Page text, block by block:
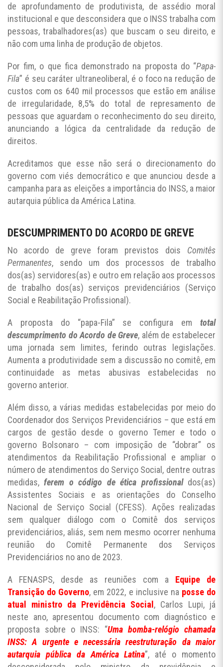
de aprofundamento de produtivista, de assédio moral
institucional e que desconsidera que o INSS trabalha com
pessoas, trabalhadores(as) que buscam o seu direito, e
não com uma linha de produção de objetos.
Por fim, o que fica demonstrado na proposta do “Papa-
Fila” é seu caráter ultraneoliberal, é o foco na redução de
custos com os 640 mil processos que estão em análise
de irregularidade, 8,5% do total de represamento de
pessoas que aguardam o reconhecimento do seu direito,
anunciando a lógica da centralidade da redução de
direitos.
Acreditamos que esse não será o direcionamento do
governo com viés democrático e que anunciou desde a
campanha para as eleições a importância do INSS, a maior
autarquia pública da América Latina.
DESCUMPRIMENTO DO ACORDO DE GREVE
No acordo de greve foram previstos dois Comitês
Permanentes, sendo um dos processos de trabalho
dos(as) servidores(as) e outro em relação aos processos
de trabalho dos(as) serviços previdenciários (Serviço
Social e Reabilitação Profissional).
A proposta do “papa-Fila” se configura em total
descumprimento do Acordo de Greve, além de estabelecer
uma jornada sem limites, ferindo outras legislações.
Aumenta a produtividade sem a discussão no comitê, em
continuidade as metas abusivas estabelecidas no
governo anterior.
Além disso, a várias medidas estabelecidas por meio do
Coordenador dos Serviços Previdenciários – que está em
cargos de gestão desde o governo Temer e todo o
governo Bolsonaro – com imposição de “dobrar” os
atendimentos da Reabilitação Profissional e ampliar o
número de atendimentos do Serviço Social, dentre outras
medidas,ferem o código de ética profissionaldos(as)
Assistentes Sociais e as orientações do Conselho
Nacional de Serviço Social (CFESS). Ações realizadas
sem qualquer diálogo com o Comitê dos serviços
previdenciários, aliás, sem nem mesmo ocorrer nenhuma
reunião do Comitê Permanente dos Serviços
Previdenciários no ano de 2023.
A FENASPS, desde as reuniões com a Equipe de
Transição do Governo, em 2022, e inclusive na posse do
atual ministro da Previdência Social, Carlos Lupi, já
neste ano, apresentou documento com diagnóstico e
proposta sobre o INSS: “Uma bomba-relógio chamada
INSS: A urgente e necessária reestruturação da maior
autarquia pública da América Latina”, até o momento